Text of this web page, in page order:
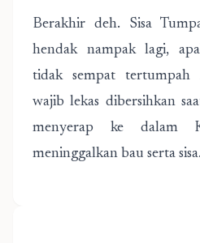
Berakhir deh. Sisa
hendak nampak lagi,
tidak sempat tertumpah
wajib lekas dibersihkan
menyerap ke dalam
meninggalkan bau serta sisa.